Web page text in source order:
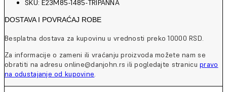
SKU: E23M85-1485-TRIPANNA
DOSTAVA I POVRAĆAJ ROBE
Besplatna dostava za kupovinu u vrednosti preko 10000 RSD.
Za informacije o zameni ili vraćanju proizvoda možete nam se
obratiti na adresu online@danjohn.rs ili pogledajte stranicupravo
na odustajanje od kupovine.